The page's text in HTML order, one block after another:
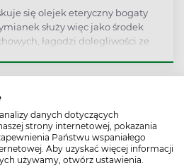
danych dotyczących
strony internetowej, pokazania
Państwu wspaniałego
Aby uzyskać więcej informacji
używamy, otwórz ustawienia.
się olejek eteryczny bogaty
służy więc jako środek
łagodzi dolegliwości ze